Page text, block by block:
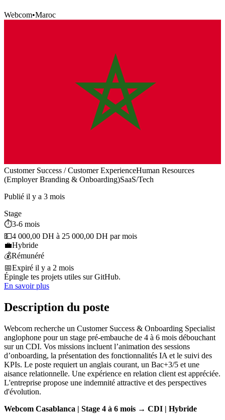
Webcom•Maroc
Customer Success / Customer ExperienceHuman Resources
(Employer Branding & Onboarding)SaaS/Tech
Publié il y a 3 mois
Stage
⏱️3-6 mois
💵4 000,00 DH à 25 000,00 DH par mois
💼Hybride
💰Rémunéré
📅Expiré il y a 2 mois
Épingle tes projets utiles sur GitHub.
En savoir plus
Description du poste
Webcom recherche un Customer Success & Onboarding Specialist
anglophone pour un stage pré-embauche de 4 à 6 mois débouchant
sur un CDI. Vos missions incluent l’animation des sessions
d’onboarding, la présentation des fonctionnalités IA et le suivi des
KPIs. Le poste requiert un anglais courant, un Bac+3/5 et une
aisance relationnelle. Une expérience en relation client est appréciée.
L'entreprise propose une indemnité attractive et des perspectives
d'évolution.
Webcom Casablanca | Stage 4 à 6 mois → CDI | Hybride